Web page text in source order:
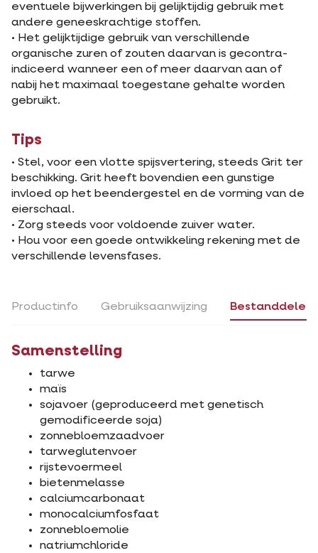
eventuele bijwerkingen bij gelijktijdig gebruik met
andere geneeskrachtige stoffen.
• Het gelijktijdige gebruik van verschillende
organische zuren of zouten daarvan is gecontra-
indiceerd wanneer een of meer daarvan aan of
nabij het maximaal toegestane gehalte worden
gebruikt.
Tips
• Stel, voor een vlotte spijsvertering, steeds Grit ter
beschikking. Grit heeft bovendien een gunstige
invloed op het beendergestel en de vorming van de
eierschaal.
• Zorg steeds voor voldoende zuiver water.
• Hou voor een goede ontwikkeling rekening met de
verschillende levensfases.
Productinfo Gebruiksaanwijzing Bestanddelen
Samenstelling
tarwe
maïs
sojavoer (geproduceerd met genetisch
gemodificeerde soja)
zonnebloemzaadvoer
tarweglutenvoer
rijstevoermeel
bietenmelasse
calciumcarbonaat
monocalciumfosfaat
zonnebloemolie
natriumchloride